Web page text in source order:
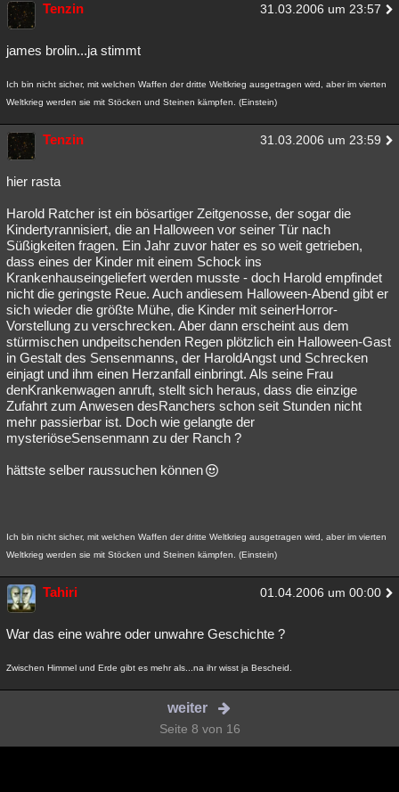
Tenzin 31.03.2006 um 23:57
james brolin...ja stimmt
Ich bin nicht sicher, mit welchen Waffen der dritte Weltkrieg ausgetragen wird, aber im vierten
Weltkrieg werden sie mit Stöcken und Steinen kämpfen. (Einstein)
Tenzin 31.03.2006 um 23:59
hier rasta
Harold Ratcher ist ein bösartiger Zeitgenosse, der sogar die
Kindertyrannisiert, die an Halloween vor seiner Tür nach
Süßigkeiten fragen. Ein Jahr zuvor hater es so weit getrieben,
dass eines der Kinder mit einem Schock ins
Krankenhauseingeliefert werden musste - doch Harold empfindet
nicht die geringste Reue. Auch andiesem Halloween-Abend gibt er
sich wieder die größte Mühe, die Kinder mit seinerHorror-
Vorstellung zu verschrecken. Aber dann erscheint aus dem
stürmischen undpeitschenden Regen plötzlich ein Halloween-Gast
in Gestalt des Sensenmanns, der HaroldAngst und Schrecken
einjagt und ihm einen Herzanfall einbringt. Als seine Frau
denKrankenwagen anruft, stellt sich heraus, dass die einzige
Zufahrt zum Anwesen desRanchers schon seit Stunden nicht
mehr passierbar ist. Doch wie gelangte der
mysteriöseSensenmann zu der Ranch ?
hättste selber raussuchen können
Ich bin nicht sicher, mit welchen Waffen der dritte Weltkrieg ausgetragen wird, aber im vierten
Weltkrieg werden sie mit Stöcken und Steinen kämpfen. (Einstein)
Tahiri 01.04.2006 um 00:00
War das eine wahre oder unwahre Geschichte ?
Zwischen Himmel und Erde gibt es mehr als...na ihr wisst ja Bescheid.
weiter
Seite 8 von 16